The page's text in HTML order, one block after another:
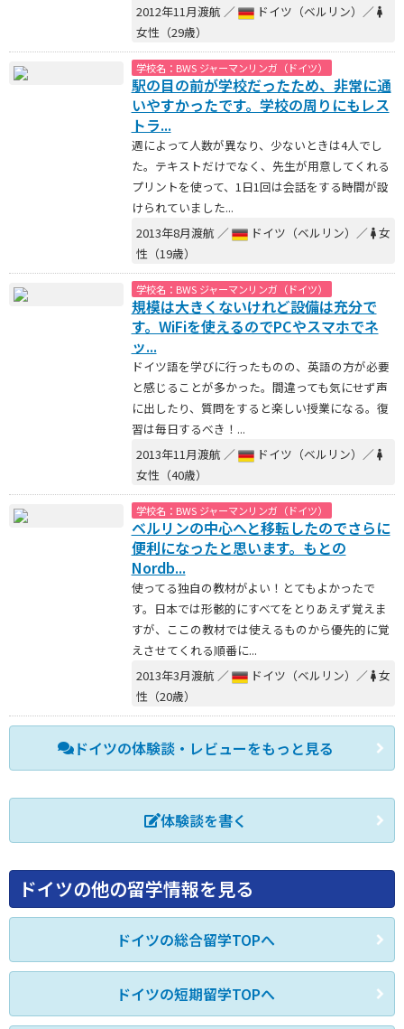
2012年11月渡航 ／
ドイツ（ベルリン）／
女性（29歳）
学校名：BWS ジャーマンリンガ（ドイツ）
駅の目の前が学校だったため、非常に通
いやすかったです。学校の周りにもレス
トラ...
週によって人数が異なり、少ないときは4人でし
た。テキストだけでなく、先生が用意してくれる
プリントを使って、1日1回は会話をする時間が設
けられていました...
2013年8月渡航 ／
ドイツ（ベルリン）／ 女
性（19歳）
学校名：BWS ジャーマンリンガ（ドイツ）
規模は大きくないけれど設備は充分で
す。WiFiを使えるのでPCやスマホでネ
ッ...
ドイツ語を学びに行ったものの、英語の方が必要
と感じることが多かった。間違っても気にせず声
に出したり、質問をすると楽しい授業になる。復
習は毎日するべき！...
2013年11月渡航 ／
ドイツ（ベルリン）／
女性（40歳）
学校名：BWS ジャーマンリンガ（ドイツ）
ベルリンの中心へと移転したのでさらに
便利になったと思います。もとの
Nordb...
使ってる独自の教材がよい！とてもよかったで
す。日本では形骸的にすべてをとりあえず覚えま
すが、ここの教材では使えるものから優先的に覚
えさせてくれる順番に...
2013年3月渡航 ／
ドイツ（ベルリン）／ 女
性（20歳）
ドイツの体験談・レビューをもっと見る
体験談を書く
ドイツの他の留学情報を見る
ドイツの総合留学TOPへ
ドイツの短期留学TOPへ